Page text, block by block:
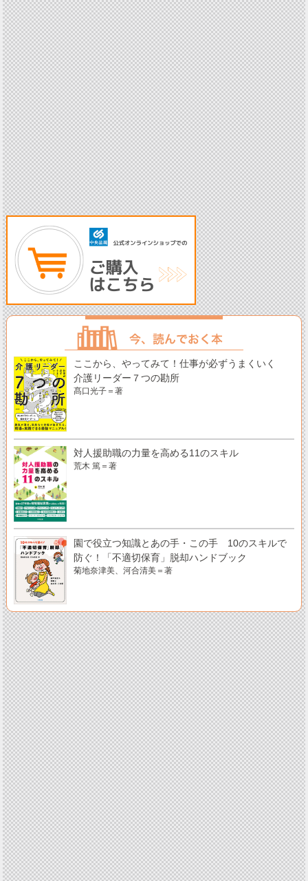
ここから、やってみて！仕事が必ずうまくいく
介護リーダー７つの勘所
髙口光子＝著
対人援助職の力量を高める11のスキル
荒木 篤＝著
園で役立つ知識とあの手・この手 10のスキルで
防ぐ！「不適切保育」脱却ハンドブック
菊地奈津美、河合清美＝著